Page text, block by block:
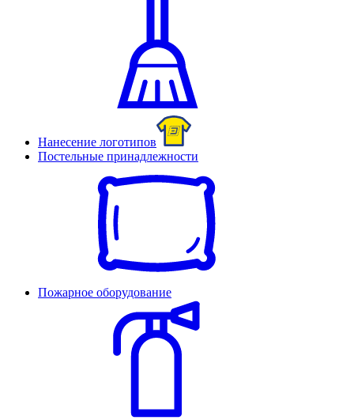
Нанесение логотипов
Постельные принадлежности
Пожарное оборудование